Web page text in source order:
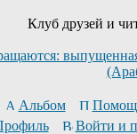
Клуб друзей и
Альбом
Войти и